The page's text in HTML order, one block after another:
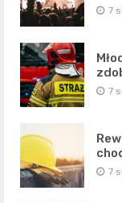
7
7
7